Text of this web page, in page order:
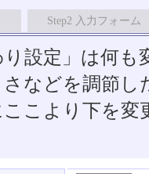
Step2 入力フォーム
設定」は何
さなどを調節
ここより下を